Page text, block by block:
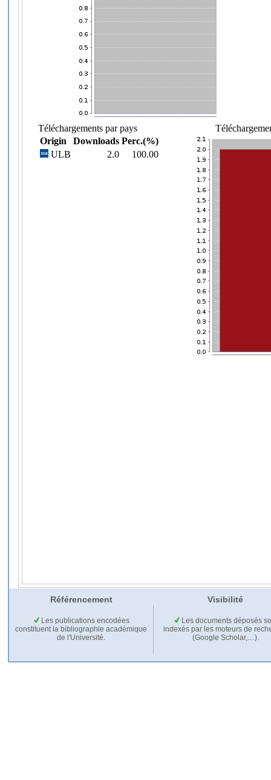
Référencement Visibilité
Les publications encodées
constituent la bibliographie académique
de l'Université.
Les documents déposés
indexés par les moteurs de
(Google Scholar,…).